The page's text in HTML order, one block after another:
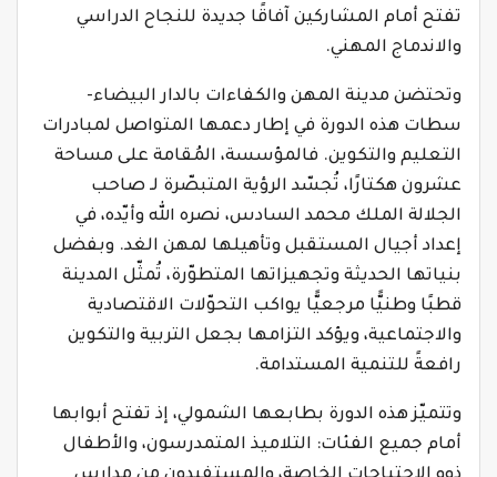
تفتح أمام المشاركين آفاقًا جديدة للنجاح الدراسي
والاندماج المهني.
وتحتضن مدينة المهن والكفاءات بالدار البيضاء-
سطات هذه الدورة في إطار دعمها المتواصل لمبادرات
التعليم والتكوين. فالمؤسسة، المُقامة على مساحة
عشرون هكتارًا، تُجسّد الرؤية المتبصّرة لـ صاحب
الجلالة الملك محمد السادس، نصره الله وأيّده، في
إعداد أجيال المستقبل وتأهيلها لمهن الغد. وبفضل
بنياتها الحديثة وتجهيزاتها المتطوّرة، تُمثّل المدينة
قطبًا وطنيًّا مرجعيًّا يواكب التحوّلات الاقتصادية
والاجتماعية، ويؤكد التزامها بجعل التربية والتكوين
رافعةً للتنمية المستدامة.
وتتميّز هذه الدورة بطابعها الشمولي، إذ تفتح أبوابها
أمام جميع الفئات: التلاميذ المتمدرسون، والأطفال